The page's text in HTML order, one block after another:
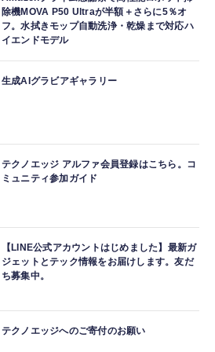
除機MOVA P50 Ultraが半額＋さらに5％オ
フ。水拭きモップ自動洗浄・乾燥まで対応ハ
イエンドモデル
生成AIグラビアギャラリー
テクノエッジ アルファ会員登録はこちら。コ
ミュニティ参加ガイド
【LINE公式アカウントはじめました】最新ガ
ジェットとテック情報をお届けします。友だ
ち募集中。
テクノエッジへのご寄付のお願い